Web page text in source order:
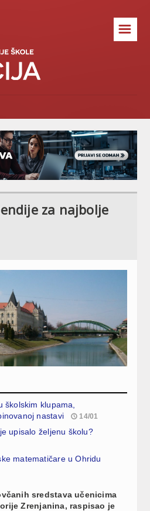
☰
za najbolje
školskim klupama,
nastavi
14/01
upisalo željenu školu?
matematičare u Ohridu
sredstava učenicima
Zrenjanina, raspisao je